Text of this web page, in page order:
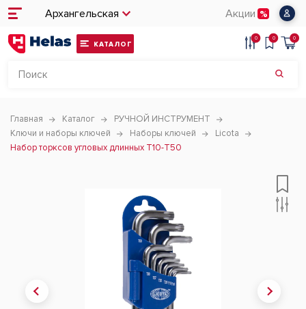
Архангельская Акции
КАТАЛОГ
0 0 0
Главная Каталог
РУЧНОЙ ИНСТРУМЕНТ
Ключи и наборы ключей
Наборы ключей
Licota
Набор торксов угловых длинных T10-T50